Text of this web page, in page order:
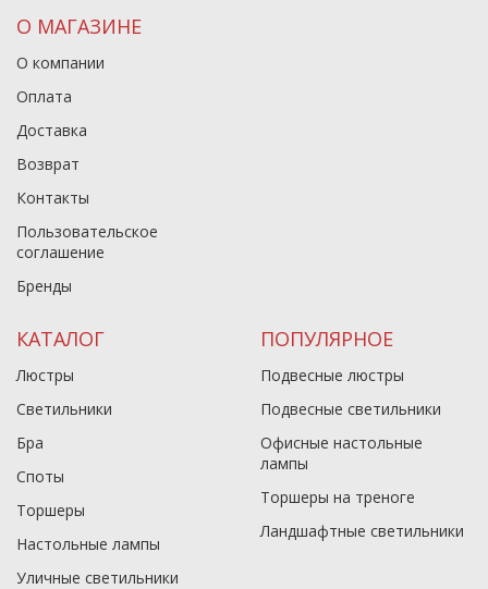
О МАГАЗИНЕ
О компании
Оплата
Доставка
Возврат
Контакты
Пользовательское
соглашение
Бренды
КАТАЛОГ
Люстры
Светильники
Бра
Споты
Торшеры
Настольные лампы
Уличные светильники
ПОПУЛЯРНОЕ
Подвесные люстры
Подвесные светильники
Офисные настольные
лампы
Торшеры на треноге
Ландшафтные светильники